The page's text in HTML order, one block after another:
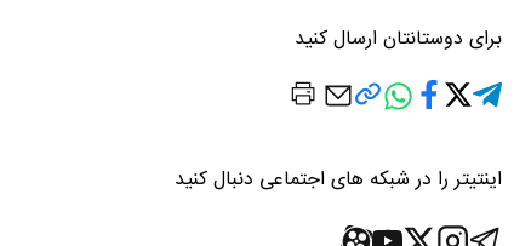
برای دوستانتان ارسال کنید
اینتیتر را در شبکه های اجتماعی دنبال کنید